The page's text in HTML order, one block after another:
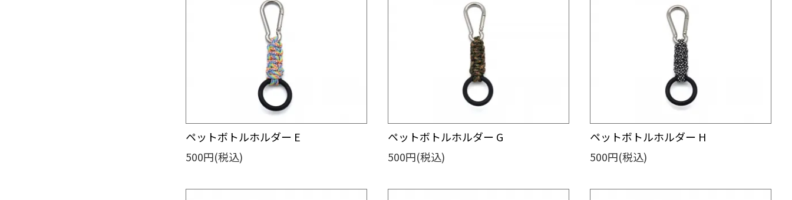
ペットボトルホルダー E
500円(税込)
ペットボトルホルダー G
500円(税込)
ペットボトルホルダー H
500円(税込)